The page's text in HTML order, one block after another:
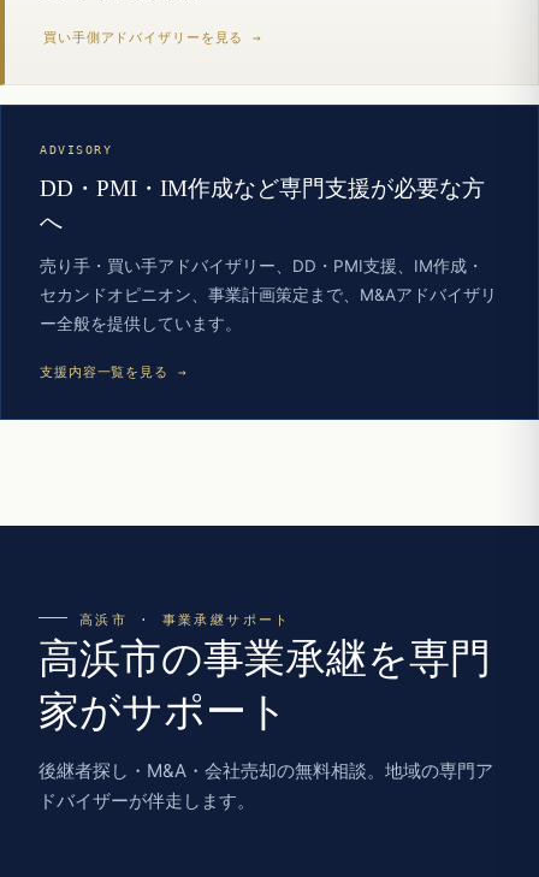
買い手側アドバイザリーを見る →
ADVISORY
DD・PMI・IM作成など専門支援が必要な方
へ
売り手・買い手アドバイザリー、DD・PMI支援、IM作成・
セカンドオピニオン、事業計画策定まで、M&Aアドバイザリ
ー全般を提供しています。
支援内容一覧を見る →
高浜市 · 事業承継サポート
高浜市の事業承継を専門
家がサポート
後継者探し・M&A・会社売却の無料相談。地域の専門ア
ドバイザーが伴走します。